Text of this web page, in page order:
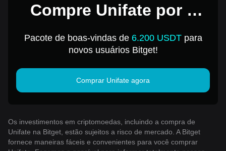
Compre Unifate por 1
Pacote de boas-vindas de 6.200 USDTpara
novos usuários Bitget!
Comprar Unifate agora
Os investimentos em criptomoedas, incluindo a compra de
Unifate na Bitget, estão sujeitos a risco de mercado. A Bitget
fornece maneiras fáceis e convenientes para você comprar